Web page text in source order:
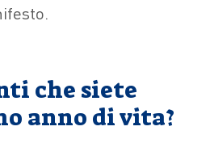
che siete
anno di vita?